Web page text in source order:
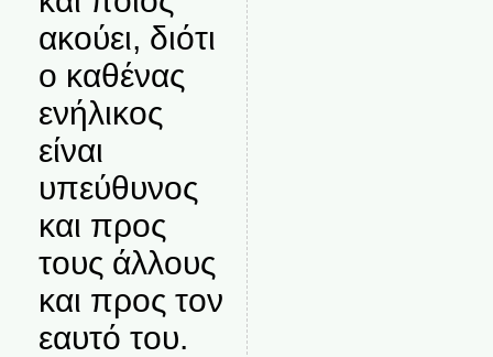
ακούει, διότι
ο καθένας
ενήλικος
είναι
υπεύθυνος
και προς
τους άλλους
και προς τον
εαυτό του.